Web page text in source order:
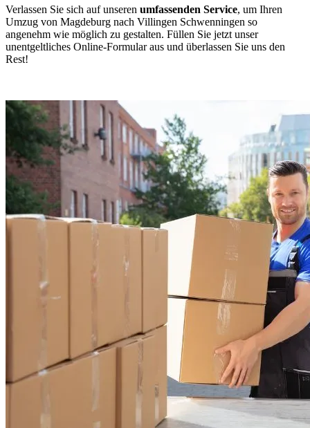
Verlassen Sie sich auf unseren umfassenden Service, um Ihren
Umzug von Magdeburg nach Villingen Schwenningen⁠ so
angenehm wie möglich zu gestalten. Füllen Sie jetzt unser
unentgeltliches Online-Formular aus und überlassen Sie uns den
Rest!